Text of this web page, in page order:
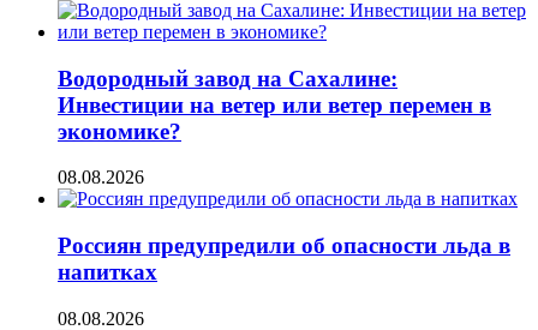
Водородный завод на Сахалине:
Инвестиции на ветер или ветер перемен в
экономике?
08.08.2026
Россиян предупредили об опасности льда в
напитках
08.08.2026